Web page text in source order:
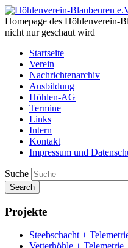
Homepage des Höhlenverein-
nicht nur geschaut wird
Startseite
Verein
Nachrichtenarchiv
Ausbildung
Höhlen-AG
Termine
Links
Intern
Kontakt
Impressum und
Suche
Search
Projekte
Steebschacht +